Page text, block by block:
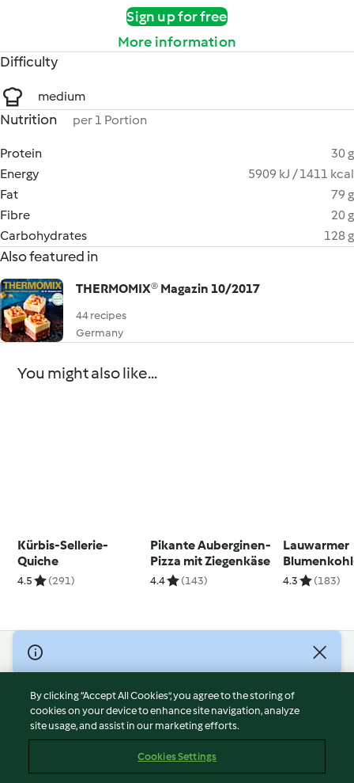
Sign up for free
More information
Difficulty
medium
Nutrition per 1 Portion
Protein
30 g
Energy
5909 kJ / 1411 kcal
Fat
79 g
Fibre
20 g
Carbohydrates
128 g
Also featured in
THERMOMIX® Magazin 10/2017
44 recipes
Germany
You might also like...
Kürbis-Sellerie-
Quiche
4.5 (291)
Pikante Auberginen-
Pizza mit Ziegenkäse
4.4 (143)
Lauwarmer
Salat
4.3 (183)
© Copyright 2026
Terms of Service
Privacy Policy
Disclaimer
Cookies
By clicking “Accept All Cookies”, you agree to the storing of
cookies on your device to enhance site navigation, analyze
site usage, and assist in our marketing efforts.
Cookies Settings